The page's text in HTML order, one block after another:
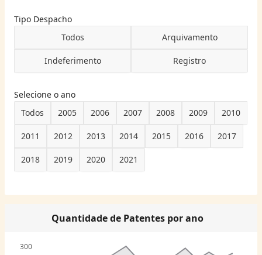
Tipo Despacho
Todos
Arquivamento
Indeferimento Registro
Selecione o ano
Todos
2005 2006 2007 2008 2009 2010
2011 2012 2013 2014 2015 2016 2017
2018 2019 2020 2021
Quantidade de Patentes por ano
300